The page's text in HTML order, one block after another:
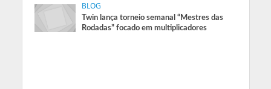
BLOG
Twin lança torneio semanal “Mestres das
Rodadas” focado em multiplicadores